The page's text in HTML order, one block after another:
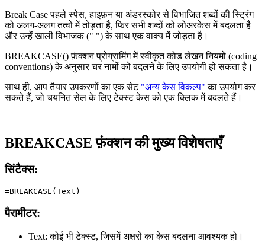
Break Case पहले स्पेस, हाइफ़न या अंडरस्कोर से विभाजित शब्दों की स्ट्रिंग
को अलग-अलग तत्वों में तोड़ता है, फिर सभी शब्दों को लोअरकेस में बदलता है
और उन्हें खाली विभाजक (" ") के साथ एक वाक्य में जोड़ता है।
BREAKCASE() फ़ंक्शन प्रोग्रामिंग में स्वीकृत कोड लेखन नियमों (coding
conventions)के अनुसार चर नामों को बदलने के लिए उपयोगी हो सकता है।
साथ ही, आप तैयार उपकरणों का एक सेट "अन्य केस विकल्प" का उपयोग कर
सकते हैं, जो चयनित सेल के लिए टेक्स्ट केस को एक क्लिक में बदलते हैं।
BREAKCASE फ़ंक्शन की मुख्य विशेषताएँ
सिंटैक्स:
पैरामीटर:
Text: कोई भी टेक्स्ट, जिसमें अक्षरों का केस बदलना आवश्यक हो।